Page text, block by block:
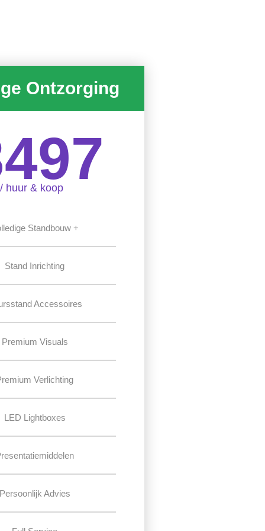
Ontzorging
/ huur & koop
Standbouw +
Stand Inrichting
Accessoires
Premium Visuals
Verlichting
LED Lightboxes
Advies